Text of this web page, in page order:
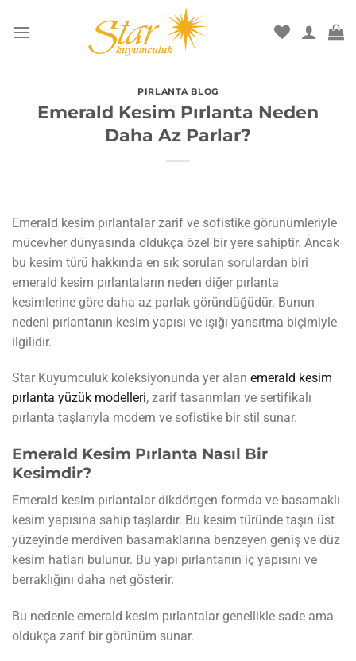
atla
PIRLANTA BLOG
Emerald Kesim Pırlanta Neden
Daha Az Parlar?
Emerald kesim pırlantalar zarif ve sofistike görünümleriyle
mücevher dünyasında oldukça özel bir yere sahiptir. Ancak
bu kesim türü hakkında en sık sorulan sorulardan biri
emerald kesim pırlantaların neden diğer pırlanta
kesimlerine göre daha az parlak göründüğüdür. Bunun
nedeni pırlantanın kesim yapısı ve ışığı yansıtma biçimiyle
ilgilidir.
Star Kuyumculuk koleksiyonunda yer alan emerald kesim
pırlanta yüzük modelleri, zarif tasarımları ve sertifikalı
pırlanta taşlarıyla modern ve sofistike bir stil sunar.
Emerald Kesim Pırlanta Nasıl Bir
Kesimdir?
Emerald kesim pırlantalar dikdörtgen formda ve basamaklı
kesim yapısına sahip taşlardır. Bu kesim türünde taşın üst
yüzeyinde merdiven basamaklarına benzeyen geniş ve düz
kesim hatları bulunur. Bu yapı pırlantanın iç yapısını ve
berraklığını daha net gösterir.
Bu nedenle emerald kesim pırlantalar genellikle sade ama
oldukça zarif bir görünüm sunar.